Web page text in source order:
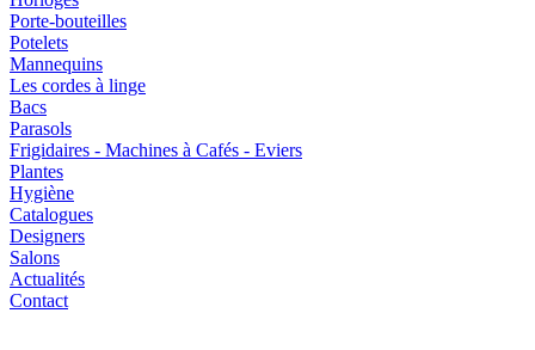
Porte-bouteilles
Potelets
Mannequins
Les cordes à linge
Bacs
Parasols
Frigidaires - Machines à Cafés - Eviers
Plantes
Hygiène
Catalogues
Designers
Salons
Actualités
Contact